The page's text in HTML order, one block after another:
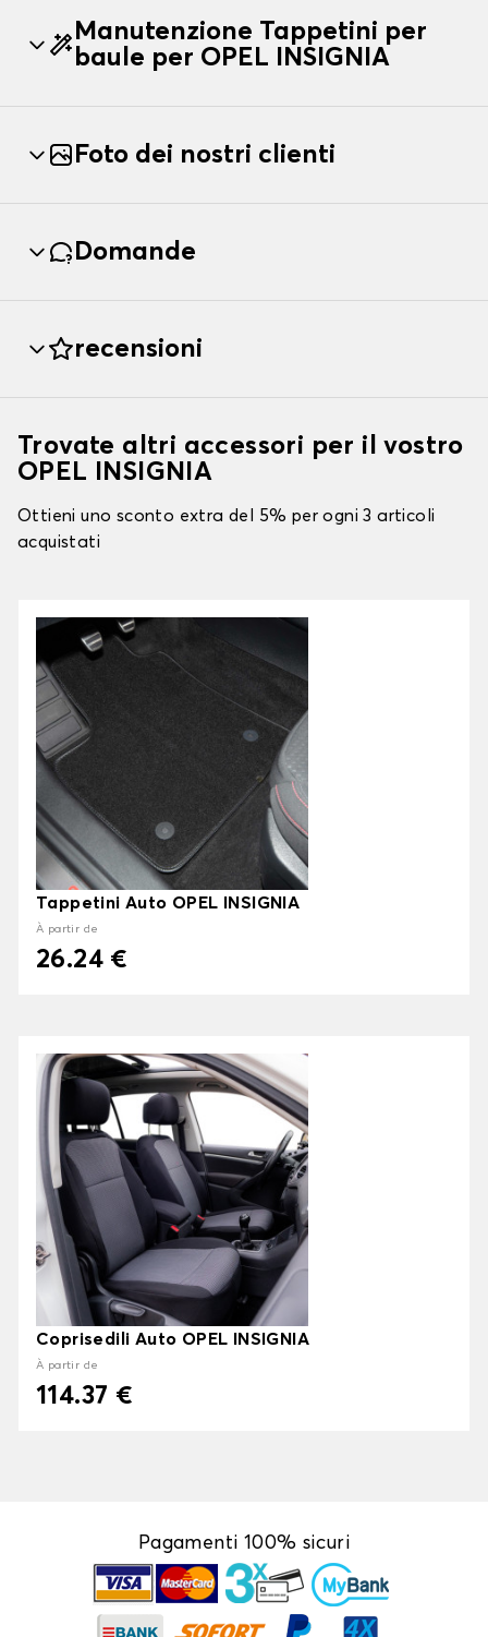
Manutenzione Tappetini per
baule per OPEL INSIGNIA
Foto dei nostri clienti
Domande
recensioni
Trovate altri accessori per il vostro
OPEL INSIGNIA
Ottieni uno sconto extra del 5% per ogni 3 articoli
acquistati
Tappetini Auto OPEL INSIGNIA
À partir de
26.24 €
Coprisedili Auto OPEL INSIGNIA
À partir de
114.37 €
Pagamenti 100% sicuri